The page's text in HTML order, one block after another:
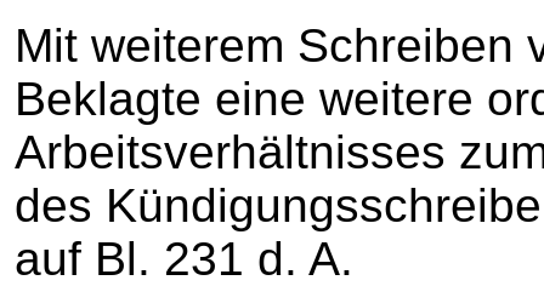
Mit weiterem Schreiben
Beklagte eine weitere
Arbeitsverhältnisses
des
auf Bl. 231 d. A.